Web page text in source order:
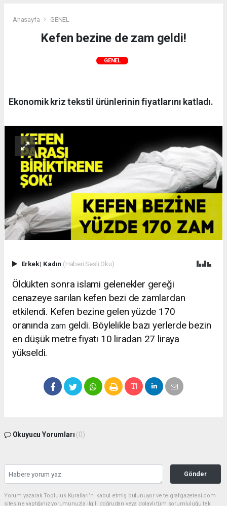
Anasayfa GENEL
Kefen bezine de zam geldi!
GENEL
Ekonomik kriz tekstil ürünlerinin fiyatlarını katladı.
Erkek| Kadın (Haberi Sesli Oku)
Öldükten sonra islami gelenekler gereği
cenazeye sarılan kefen bezi de zamlardan
etkilendi. Kefen bezine gelen yüzde 170
oranında zamgeldi. Böylelikle bazı yerlerde bezin
en düşük metre fiyatı 10 liradan 27 liraya
yükseldi.
Okuyucu Yorumları (0)
Gönder
Yorum yazarak Topluluk Kuralları’nı kabul etmiş bulunuyor ve telgrafgazetesi.com
sitesine yaptığınız yorumunuzla ilgili doğrudan veya dolaylı tüm sorumluluğu tek